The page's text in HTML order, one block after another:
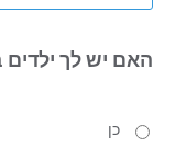
האם יש לך
כן